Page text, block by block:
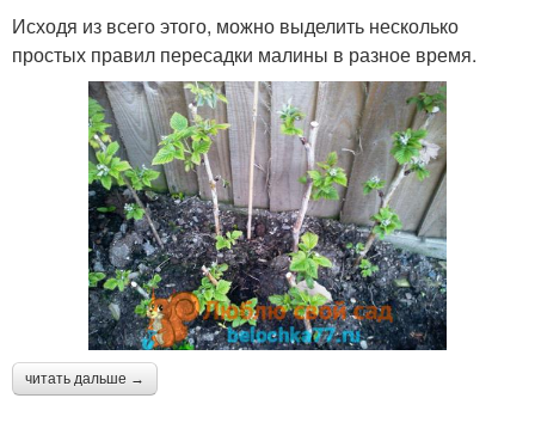
Исходя из всего этого, можно выделить несколько
простых правил пересадки малины в разное время.
читать дальше →